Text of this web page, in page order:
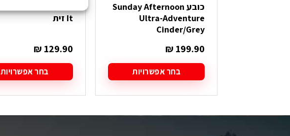
כובע Sunday Afternoon
Ultra-Adventure
Cinder/Grey
₪ 199.90
בחר אפשרויות
למוצר
זה
It זית
₪ 129.90
בחר אפשרויות
למוצר
זה